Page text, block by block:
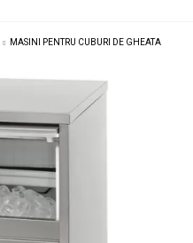
MASINI PENTRU CUBURI DE GHEATA